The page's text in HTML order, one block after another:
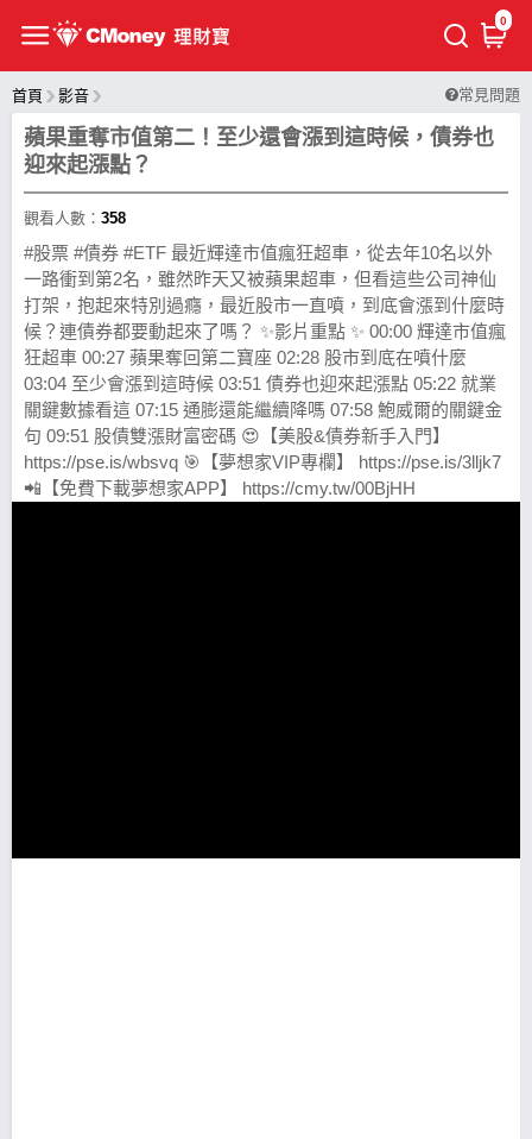
0
首頁 影音 常見問題
蘋果重奪市值第二！至少還會漲到這時候，債券也
迎來起漲點？
觀看人數： 358
#股票 #債券 #ETF 最近輝達市值瘋狂超車，從去年10名以外
一路衝到第2名，雖然昨天又被蘋果超車，但看這些公司神仙
打架，抱起來特別過癮，最近股市一直噴，到底會漲到什麼時
候？連債券都要動起來了嗎？ ✨影片重點 ✨ 00:00 輝達市值瘋
狂超車 00:27 蘋果奪回第二寶座 02:28 股市到底在噴什麼
03:04 至少會漲到這時候 03:51 債券也迎來起漲點 05:22 就業
關鍵數據看這 07:15 通膨還能繼續降嗎 07:58 鮑威爾的關鍵金
句 09:51 股債雙漲財富密碼 😍【美股&債券新手入門】
https://pse.is/wbsvq 🎯【夢想家VIP專欄】 https://pse.is/3lljk7
📲【免費下載夢想家APP】 https://cmy.tw/00BjHH